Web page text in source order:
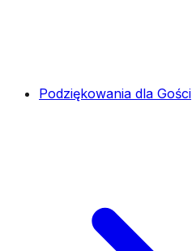
Podziękowania dla Gości